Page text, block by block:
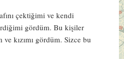
çektiğimi ve kendi
gördüm. Bu kişiler
kızımı gördüm. Sizce bu